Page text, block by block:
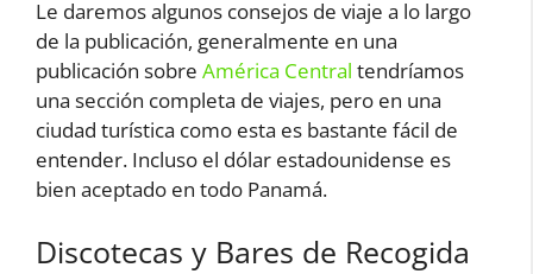
Le daremos algunos consejos de viaje a lo largo
de la publicación, generalmente en una
publicación sobre América Central tendríamos
una sección completa de viajes, pero en una
ciudad turística como esta es bastante fácil de
entender. Incluso el dólar estadounidense es
bien aceptado en todo Panamá.
Discotecas y Bares de Recogida